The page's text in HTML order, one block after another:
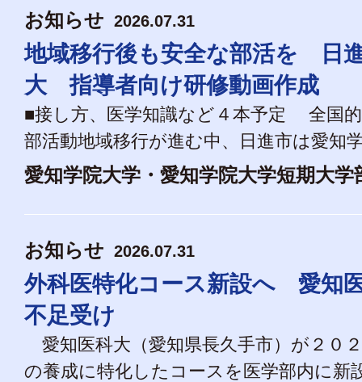
お知らせ 2026.07.31
地域移行後も安全な部活を 日
大 指導者向け研修動画作成
■接し方、医学知識など４本予定 全国
部活動地域移行が進む中、日進市は愛知
愛知学院大学・愛知学院大学短期大学
お知らせ 2026.07.31
外科医特化コース新設へ 愛知
不足受け
愛知医科大（愛知県長久手市）が２０
の養成に特化したコースを医学部内に新